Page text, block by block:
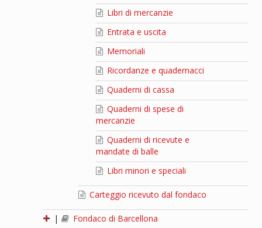
Libri di mercanzie
Entrata e uscita
Memoriali
Ricordanze e quadernacci
Quaderni di cassa
Quaderni di spese di
mercanzie
Quaderni di ricevute e
mandate di balle
Libri minori e speciali
Carteggio ricevuto dal fondaco
|
Fondaco di Barcellona